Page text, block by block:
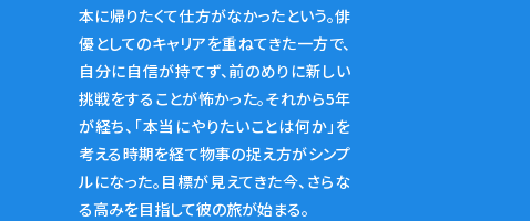
本に帰りたくて仕方がなかったという。俳
優としてのキャリアを重ねてきた一方で、
自分に自信が持てず、前のめりに新しい
挑戦をすることが怖かった。それから5年
が経ち、「本当にやりたいことは何か」を
考える時期を経て物事の捉え方がシンプ
ルになった。目標が見えてきた今、さらな
る高みを目指して彼の旅が始まる。